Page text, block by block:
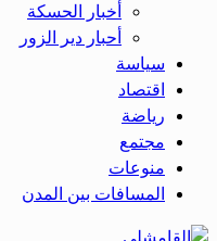
أخبار الحسكة
أحبار دير الزور
سياسة
اقتصاد
رياضة
مجتمع
منوعات
المسافات بين المدن